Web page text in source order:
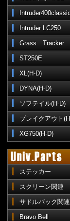
Intruder400classic
Intruder LC250
Grass Tracker
ST250E
XL(H-D)
DYNA(H-D)
ソフテイル(H-D)
ブレイクアウト
XG750(H-D)
ステッカー
スクリーン関連
サドルバック関連
Bravo Bell